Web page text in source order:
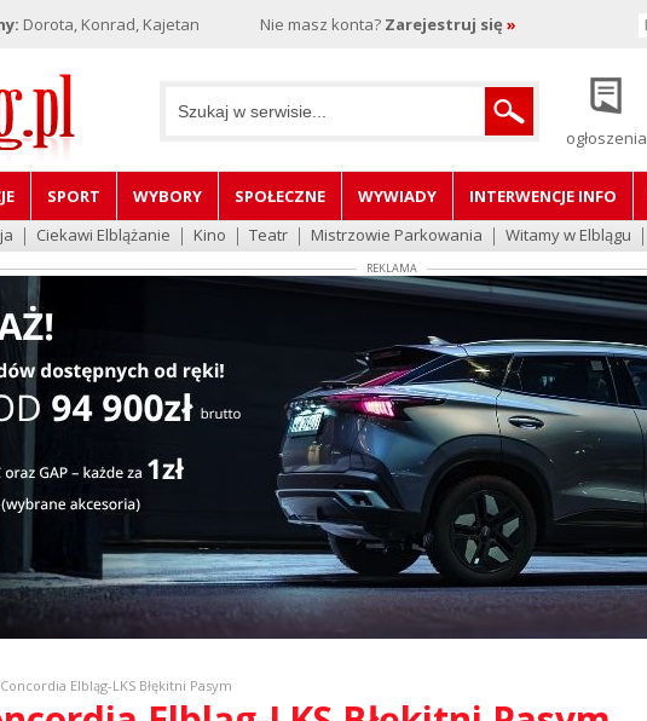
Dorota, Konrad, Kajetan Nie masz konta? Zarejestruj się »
ogłoszenia
SPORT WYBORY SPOŁECZNE WYWIADY INTERWENCJE INFO
Ciekawi Elblążanie Kino Teatr Mistrzowie Parkowania Witamy w Elblągu
REKLAMA
Elbląg-LKS Błękitni Pasym